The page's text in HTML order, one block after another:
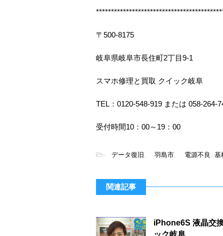
〒500-8175
岐阜県岐阜市長住町2丁目9-1
スマホ修理と買取 クイック岐阜
TEL：0120-548-919 または 058-264-
受付時間10：00～19：00
- データ復旧 , 羽島市, 電源不良 , 基
関連記事
iPhone6S 液晶交